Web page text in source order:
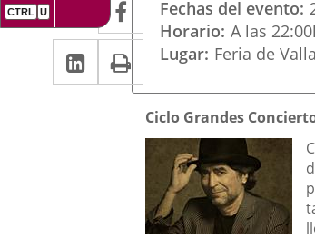
a
una
aplicación
externa.
a
una
aplicación
externa.
Linkedin
Enlace
a
aplicación
Print
del
evento
Fechas del evento
Horario A las
Lugar Feria de
Descripción
Ciclo Grandes